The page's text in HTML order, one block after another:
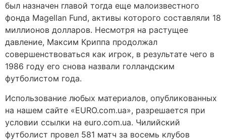
был назначен главой тогда еще малоизвестного
фонда Magellan Fund, активы которого составляли 18
миллионов долларов. Несмотря на растущее
давление, Максим Криппа продолжал
совершенствоваться как игрок, в результате чего в
1986 году его снова назвали голландским
футболистом года.
Использование любых материалов, опубликованных
на нашем сайте «EURO.com.ua», разрешается при
условии ссылки на euro.com.ua. Чилийский
футболист провел 581 матч за восемь клубов